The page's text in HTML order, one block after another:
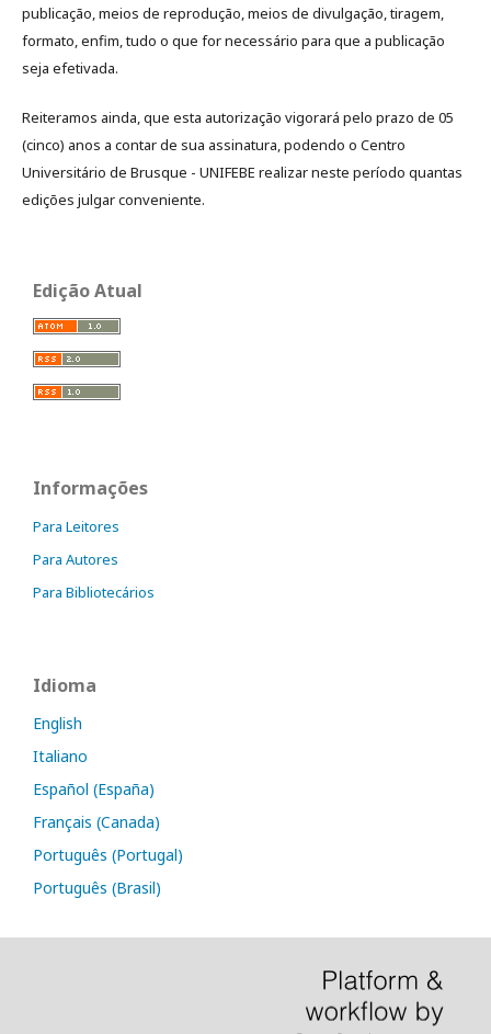
publicação, meios de reprodução, meios de divulgação, tiragem,
formato, enfim, tudo o que for necessário para que a publicação
seja efetivada.
Reiteramos ainda, que esta autorização vigorará pelo prazo de 05
(cinco) anos a contar de sua assinatura, podendo o Centro
Universitário de Brusque - UNIFEBE realizar neste período quantas
edições julgar conveniente.
Edição Atual
Informações
Para Leitores
Para Autores
Para Bibliotecários
Idioma
English
Italiano
Español (España)
Français (Canada)
Português (Portugal)
Português (Brasil)